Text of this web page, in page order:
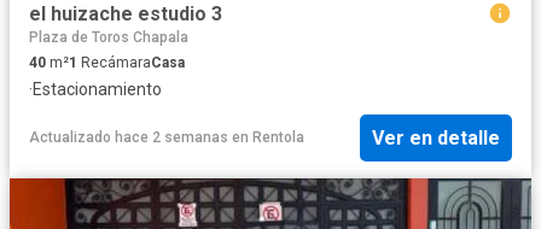
el huizache estudio 3
Plaza de Toros Chapala
40 m²1 RecámaraCasa
·Estacionamiento
Actualizado hace 2 semanas en Rentola Ver en detalle